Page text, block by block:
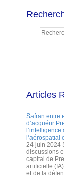
Articles
Safran entre
d’acquérir
l’aérospatial
24 juin 2024
discussions
capital de
artificielle
et de la